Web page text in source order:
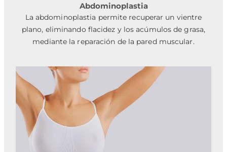
Abdominoplastia
La abdominoplastia permite recuperar un vientre
plano, eliminando flacidez y los acúmulos de grasa,
mediante la reparación de la pared muscular.